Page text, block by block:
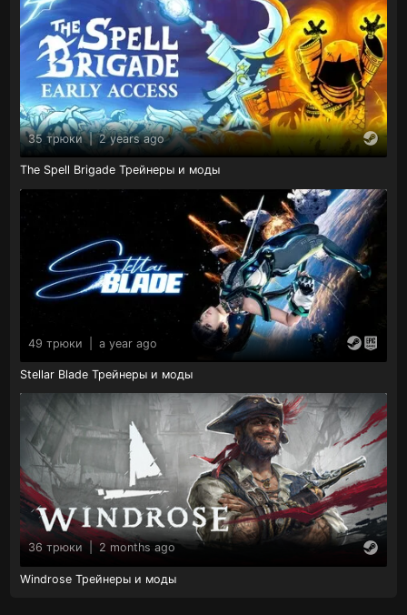
35 трюки | 2 years ago
The Spell Brigade Трейнеры и моды
49 трюки a year ago
Stellar Blade Трейнеры и моды
36 трюки | 2 months ago
Windrose Трейнеры и моды